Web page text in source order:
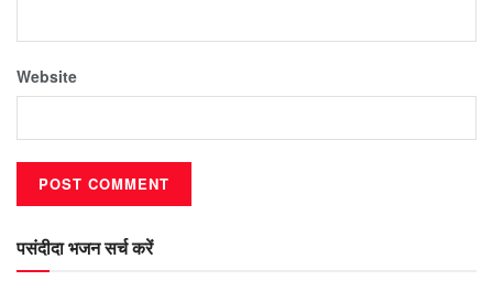
Website
पसंदीदा भजन सर्च करें